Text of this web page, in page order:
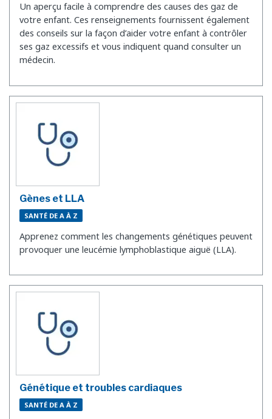
Un aperçu facile à comprendre des causes des gaz de
votre enfant. Ces renseignements fournissent également
des conseils sur la façon d’aider votre enfant à contrôler
ses gaz excessifs et vous indiquent quand consulter un
médecin.
Gènes et LLA
SANTÉ DE A À Z
Apprenez comment les changements génétiques peuvent
provoquer une leucémie lymphoblastique aiguë (LLA).
Génétique et troubles cardiaques
SANTÉ DE A À Z